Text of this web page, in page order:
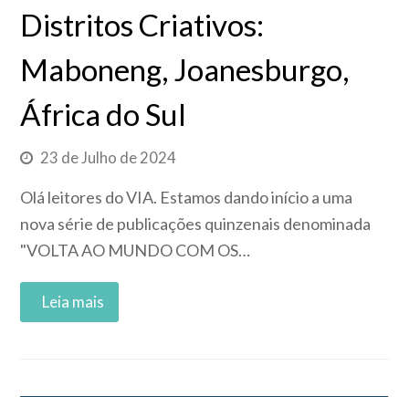
Distritos Criativos:
Maboneng, Joanesburgo,
África do Sul
23 de Julho de 2024
Olá leitores do VIA. Estamos dando início a uma
nova série de publicações quinzenais denominada
"VOLTA AO MUNDO COM OS…